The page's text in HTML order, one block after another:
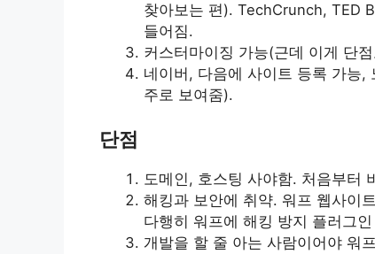
찾아보는 편). TechCrunch, TED
들어짐.
커스터마이징 가능(근데 이게 단
네이버, 다음에 사이트 등록 가능,
주로 보여줌).
단점
도메인, 호스팅 사야함. 처음부터
해킹과 보안에 취약. 워프 웹사이
다행히 워프에 해킹 방지 플러그
개발을 할 줄 아는 사람이어야 워